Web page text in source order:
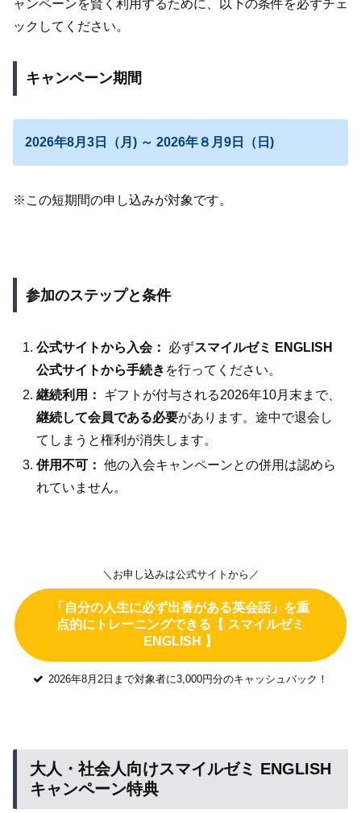
ャンペーンを賢く利用するために、以下の条件を必ずチェ
ックしてください。
キャンペーン期間
2026年8月3日（月) ～ 2026年８月9日（日)
※この短期間の申し込みが対象です。
参加のステップと条件
公式サイトから入会： 必ずスマイルゼミ ENGLISH
公式サイトから手続き を行ってください。
継続利用：
ギフトが付与される2026年10月末まで、
継続して会員である必要があります。途中で退会し
てしまうと権利が消失します。
併用不可： 他の入会キャンペーンとの併用は認めら
れていません。
＼お申し込みは公式サイトから／
「自分の人生に必ず出番がある英会話」を重
点的にトレーニングできる【 スマイルゼミ
ENGLISH 】
2026年8月2日まで対象者に3,000円分のキャッシュバック！
大人・社会人向けスマイルゼミ ENGLISH
キャンペーン特典